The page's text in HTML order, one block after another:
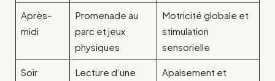
Après-
midi
Promenade au
parc et jeux
physiques
Motricité globale et
stimulation
sensorielle
Soir
Lecture d’une
Apaisement et